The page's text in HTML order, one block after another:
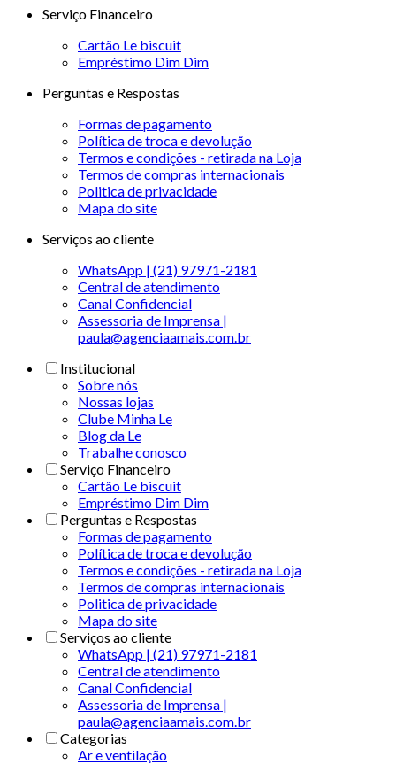
Serviço Financeiro
Cartão Le biscuit
Empréstimo Dim Dim
Perguntas e Respostas
Formas de pagamento
Política de troca e devolução
Termos e condições - retirada na Loja
Termos de compras internacionais
Politica de privacidade
Mapa do site
Serviços ao cliente
WhatsApp | (21) 97971-2181
Central de atendimento
Canal Confidencial
Assessoria de Imprensa |
paula@agenciaamais.com.br
Institucional
Sobre nós
Nossas lojas
Clube Minha Le
Blog da Le
Trabalhe conosco
Serviço Financeiro
Cartão Le biscuit
Empréstimo Dim Dim
Perguntas e Respostas
Formas de pagamento
Política de troca e devolução
Termos e condições - retirada na Loja
Termos de compras internacionais
Politica de privacidade
Mapa do site
Serviços ao cliente
WhatsApp | (21) 97971-2181
Central de atendimento
Canal Confidencial
Assessoria de Imprensa |
paula@agenciaamais.com.br
Categorias
Ar e ventilação